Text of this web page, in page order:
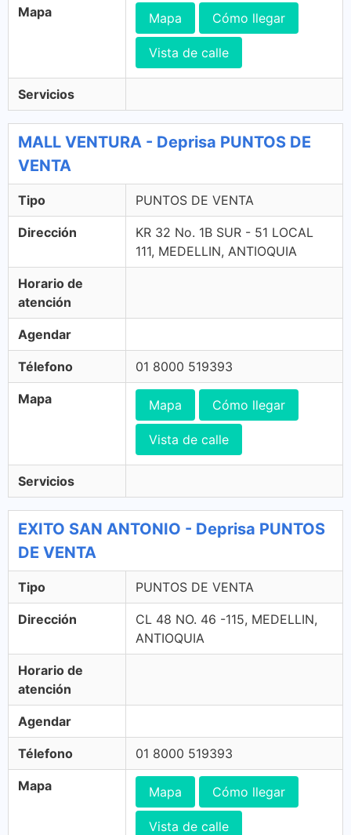
Mapa Mapa Cómo llegar
Vista de calle
Servicios
MALL VENTURA - Deprisa PUNTOS DE
VENTA
Tipo PUNTOS DE VENTA
Dirección
KR 32 No. 1B SUR - 51 LOCAL
111, MEDELLIN, ANTIOQUIA
Horario de
atención
Agendar
Télefono 01 8000 519393
Mapa Mapa Cómo llegar
Vista de calle
Servicios
EXITO SAN ANTONIO - Deprisa PUNTOS
DE VENTA
Tipo PUNTOS DE VENTA
Dirección
CL 48 NO. 46 -115, MEDELLIN,
ANTIOQUIA
Horario de
atención
Agendar
Télefono 01 8000 519393
Mapa Mapa Cómo llegar
Vista de calle